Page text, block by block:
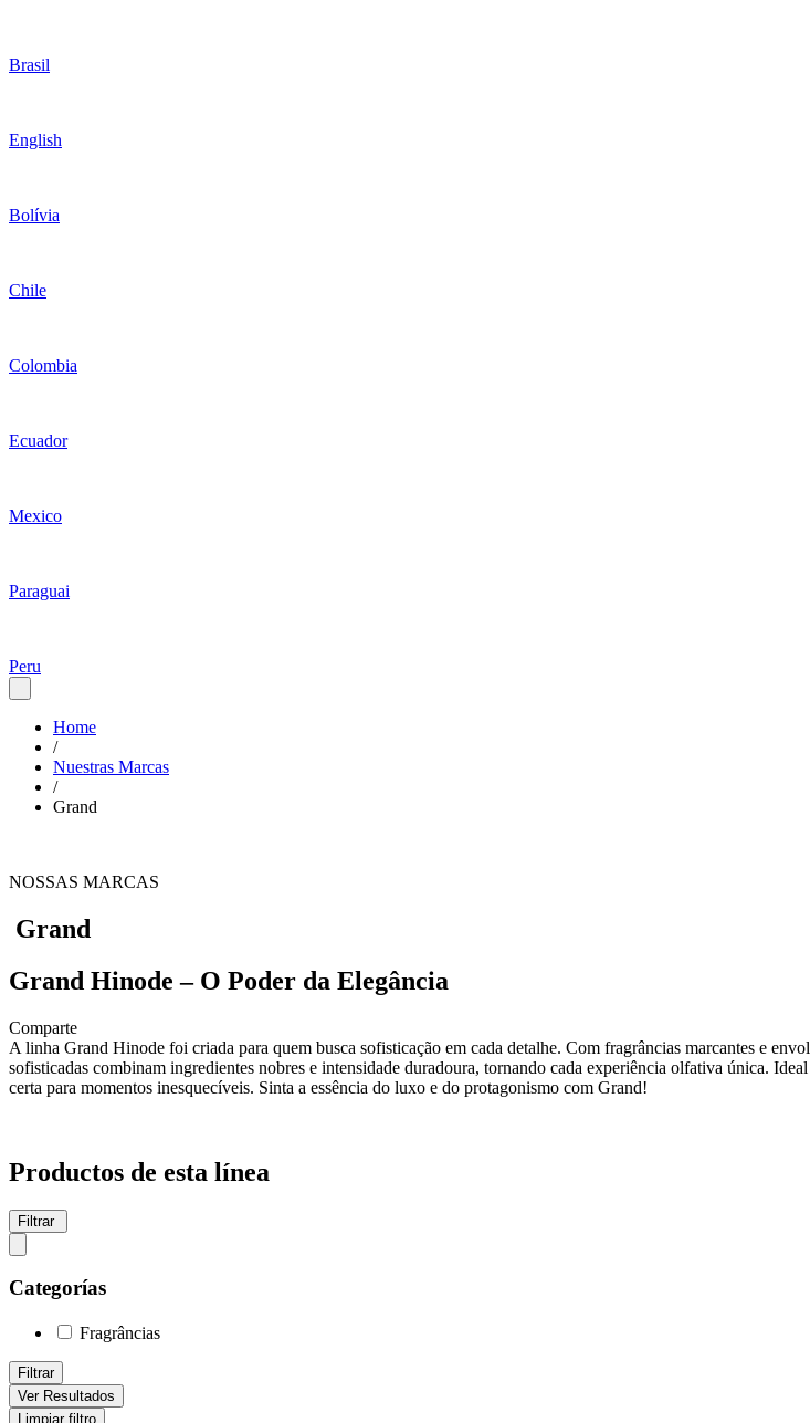
Brasil
English
Bolívia
Chile
Colombia
Ecuador
Mexico
Paraguai
Peru
Home
/
Nuestras Marcas
/
Grand
NOSSAS MARCAS
Grand
Grand Hinode – O Poder da Elegância
Comparte
A linha Grand Hinode foi criada para quem busca sofisticação em cada detalhe. Com fragrâncias marcantes e
sofisticadas combinam ingredientes nobres e intensidade duradoura, tornando cada experiência olfativa única.
certa para momentos inesquecíveis. Sinta a essência do luxo e do protagonismo com Grand!
Productos de esta línea
Filtrar
Categorías
Fragrâncias
Filtrar
Ver Resultados
Limpiar filtro